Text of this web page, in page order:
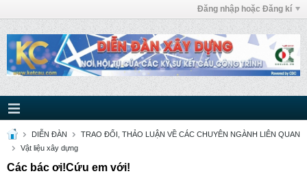
Đăng nhập hoặc Đăng kí
DIỄN ĐÀN
TRAO ĐỔI, THẢO LUẬN VỀ CÁC CHUYÊN NGÀNH LIÊN QUAN
Vật liệu xây dựng
Các bác ơi!Cứu em với!